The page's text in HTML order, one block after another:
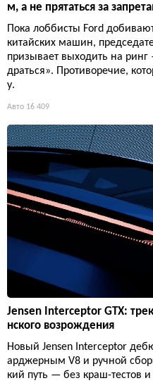
м, а не прятаться за
Пока лоббисты Ford
китайских машин,
призывает выходить на
драться». Противоречие,
у.
Авто 16 409
Jensen Interceptor GTX:
нского возрождения
Новый Jensen Interceptor
арджерным V8 и ручной
кий путь — без краш-тестов